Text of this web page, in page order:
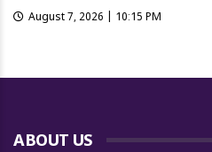
August 7, 2026 | 10:15 PM
ABOUT US